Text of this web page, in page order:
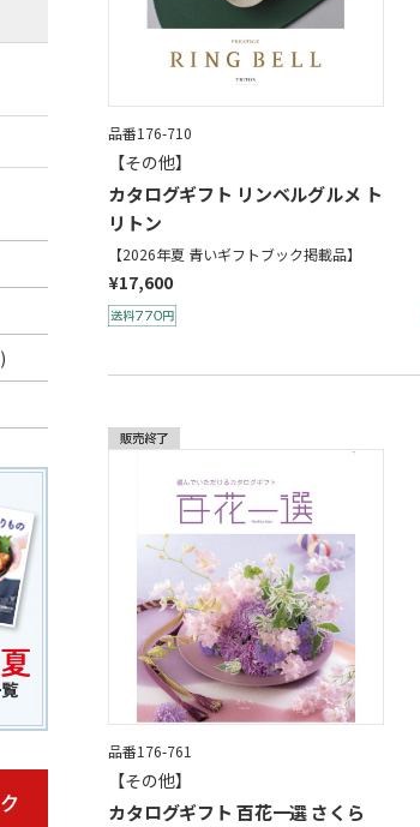
品番176-710
【その他】
カタログギフト リンベルグルメ ト
リトン
【2026年夏 青いギフトブック掲載品】
¥17,600
品番176-761
【その他】
カタログギフト 百花一選 さくら